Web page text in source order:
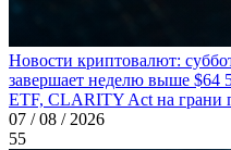
Новости криптовалют:
завершает неделю выше $64
ETF, CLARITY Act на грани
07 / 08 / 2026
55